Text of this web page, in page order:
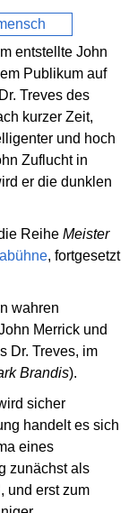
entstellte John
Publikum auf
Treves des
kurzer Zeit,
und hoch
Zuflucht in
er die dunklen
Reihe Meister
, fortgesetzt
wahren
Merrick und
Dr. Treves, im
Brandis).
sicher
handelt es sich
eines
zunächst als
und erst zum